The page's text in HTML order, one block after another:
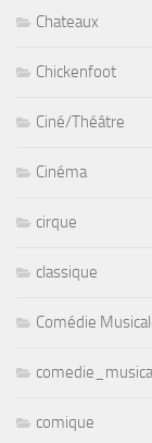
Chateaux
Chickenfoot
Ciné/Théâtre
Cinéma
cirque
classique
Comédie
comique